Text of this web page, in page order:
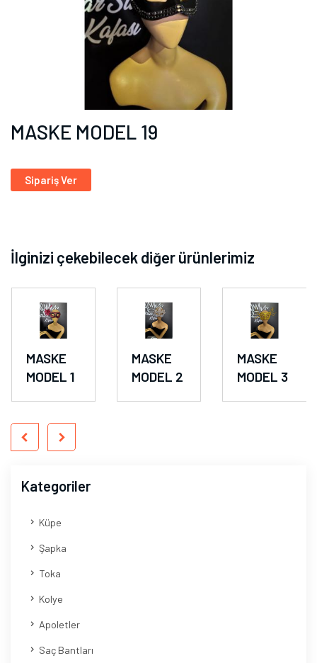
MASKE MODEL 19
Sipariş Ver
İlginizi çekebilecek diğer ürünlerimiz
MASKE
MODEL 1
MASKE
MODEL 2
MASKE
MODEL 3
Kategoriler
Küpe
Şapka
Toka
Kolye
Apoletler
Saç Bantları